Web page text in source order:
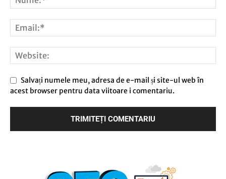
Salvați numele meu, adresa de e-mail și site-ul web în
acest browser pentru data viitoare i comentariu.